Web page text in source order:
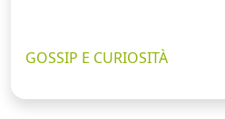
GOSSIP E CURIOSITÀ